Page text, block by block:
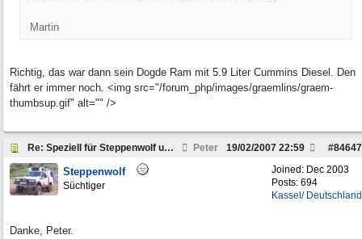
Martin
Richtig, das war dann sein Dogde Ram mit 5.9 Liter Cummins Diesel. Den
fährt er immer noch. <img src="/forum_php/images/graemlins/graem-
thumbsup.gif" alt="" />
Re: Speziell für Steppenwolf und andere Pickup Fre Peter #84647
19/02/2007 22:59
Joined: Dec 2003
Posts: 694
Kassel/ Deutschland
Steppenwolf
Süchtiger
Danke, Peter.